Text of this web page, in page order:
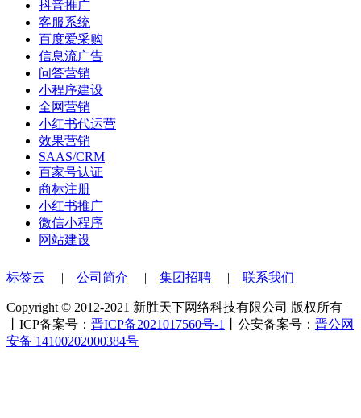
抖音推广
客服系统
百度爱采购
信息流广告
问答营销
小程序建设
全网营销
小红书代运营
效果营销
SAAS/CRM
百家号认证
商标注册
小红书推广
微信小程序
网站建设
标签云 公司简介 集团招聘 联系我们
Copyright © 2012-2021 新胜天下网络科技有限公司 版权所有
丨ICP备案号： 晋ICP备2021017560号-1 丨公安备案号： 晋公网
安备 14100202000384号